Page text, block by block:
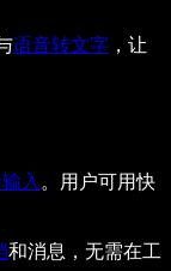
语音转文字 ，让
入 。用户可用快
和消息，无需在工